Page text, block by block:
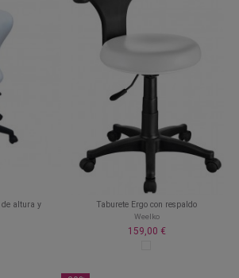
de altura y
Taburete Ergo con respaldo
Weelko
159,00 €